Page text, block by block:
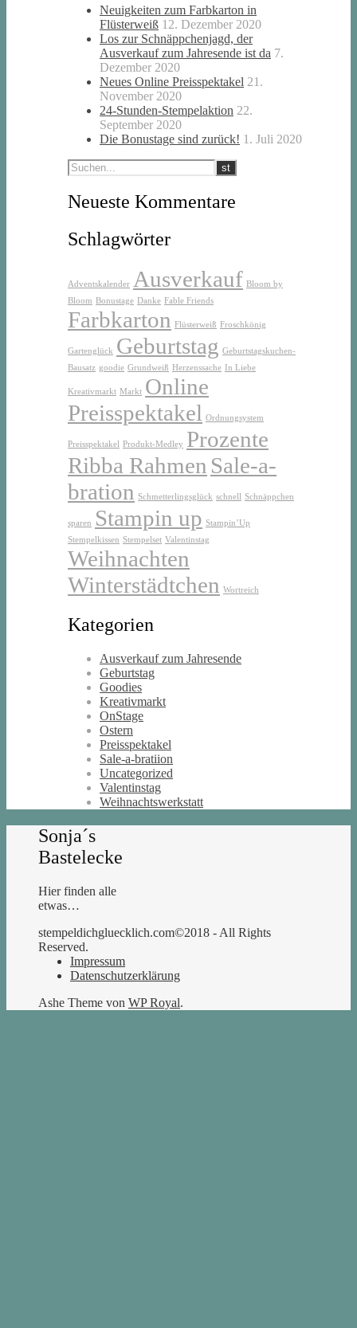
Neuigkeiten zum Farbkarton in
Flüsterweiß 12. Dezember 2020
Los zur Schnäppchenjagd, der
Ausverkauf zum Jahresende ist da 7.
Dezember 2020
Neues Online Preisspektakel 21.
November 2020
24-Stunden-Stempelaktion 22.
September 2020
Die Bonustage sind zurück! 1. Juli 2020
Neueste Kommentare
Schlagwörter
Adventskalender Ausverkauf Bloom by
Bloom Bonustage Danke Fable Friends
Farbkarton Flüsterweiß Froschkönig
Gartenglück Geburtstag Geburtstagskuchen-
Bausatz goodie Grundweiß Herzenssache In Liebe
Kreativmarkt Markt Online
Preisspektakel
Ordnungsystem
Preisspektakel Produkt-Medley Prozente
Ribba Rahmen Sale-a-
bration Schmetterlingsglück schnell Schnäppchen
sparen Stampin up Stampin’Up
Stempelkissen Stempelset Valentinstag
Weihnachten
Winterstädtchen Wortreich
Kategorien
Ausverkauf zum Jahresende
Geburtstag
Goodies
Kreativmarkt
OnStage
Ostern
Preisspektakel
Sale-a-bratiion
Uncategorized
Valentinstag
Weihnachtswerkstatt
Sonja´s
Bastelecke
Hier finden alle
etwas…
stempeldichgluecklich.com©2018 - All Rights
Reserved.
Impressum
Datenschutzerklärung
Ashe Theme von WP Royal.